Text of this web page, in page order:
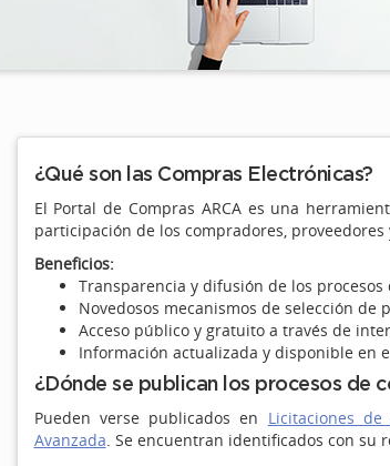
¿Qué son las Compras Electrónicas?
El Portal de Compras ARCA es una
participación de los compradores,
Beneficios:
Transparencia y difusión de los
Novedosos mecanismos de selección
Acceso público y gratuito a través de
Información actualizada y disponible en
¿Dónde se publican los procesos de
Pueden verse publicados en Licitaciones
Avanzada. Se encuentran identificados con su